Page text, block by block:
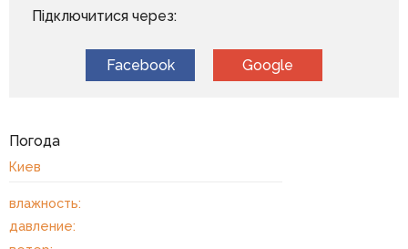
Підключитися через:
Facebook Google
Погода
Киев
влажность:
давление: